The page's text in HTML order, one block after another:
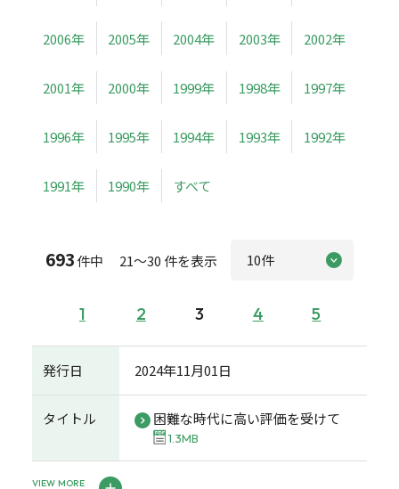
2006年 2005年 2004年 2003年 2002年
2001年 2000年 1999年 1998年 1997年
1996年 1995年 1994年 1993年 1992年
1991年 1990年 すべて
693件中 21～30 件を表示
1 2 3 4 5
発行日 2024年11月01日
タイトル 困難な時代に高い評価を受けて
1.3MB
VIEW MORE